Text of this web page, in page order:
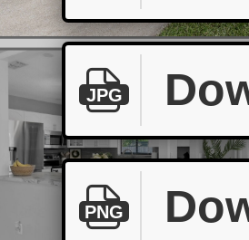
JPG
PNG